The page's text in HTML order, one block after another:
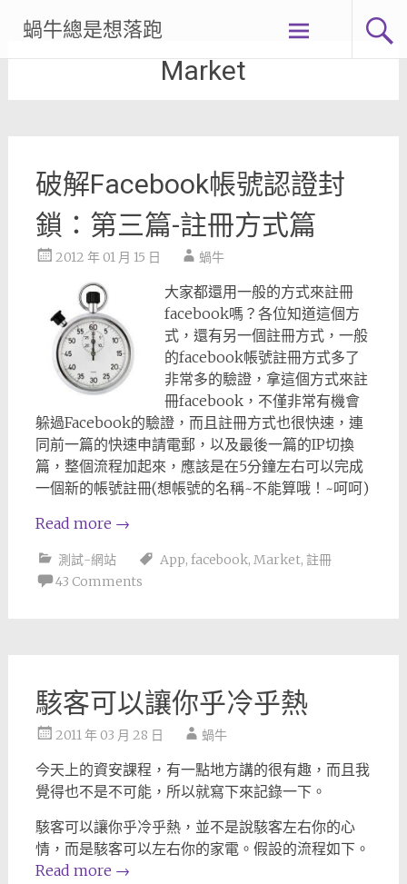
content
蝸牛總是想落跑
Market
破解Facebook帳號認證封
鎖：第三篇-註冊方式篇
2012 年 01 月 15 日 蝸牛
大家都還用一般的方式來註冊
facebook嗎？各位知道這個方
式，還有另一個註冊方式，一般
的facebook帳號註冊方式多了
非常多的驗證，拿這個方式來註
冊facebook，不僅非常有機會
躲過Facebook的驗證，而且註冊方式也很快速，連
同前一篇的快速申請電郵，以及最後一篇的IP切換
篇，整個流程加起來，應該是在5分鐘左右可以完成
一個新的帳號註冊(想帳號的名稱~不能算哦！~呵呵)
Read more →
測試-網站 App, facebook, Market, 註冊
43 Comments
駭客可以讓你乎冷乎熱
2011 年 03 月 28 日 蝸牛
今天上的資安課程，有一點地方講的很有趣，而且我
覺得也不是不可能，所以就寫下來記錄一下。
駭客可以讓你乎冷乎熱，並不是說駭客左右你的心
情，而是駭客可以左右你的家電。假設的流程如下。
Read more →